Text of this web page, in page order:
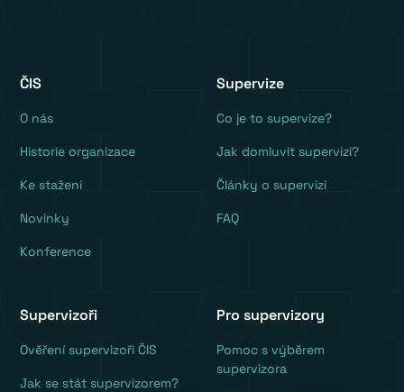
ČIS
O nás
Historie organizace
Ke stažení
Novinky
Konference
Supervize
Co je to supervize?
Jak domluvit supervizi?
Články o supervizi
FAQ
Supervizoři
Ověření supervizoři ČIS
Jak se stát supervizorem?
Pro supervizory
Pomoc s výběrem
supervizora